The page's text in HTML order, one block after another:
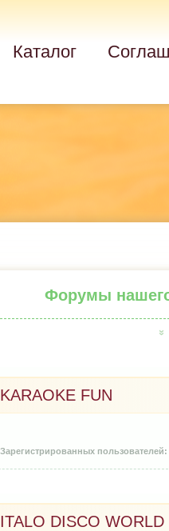
Каталог
Форумы
KARAOKE FUN
ITALO DISCO WORLD